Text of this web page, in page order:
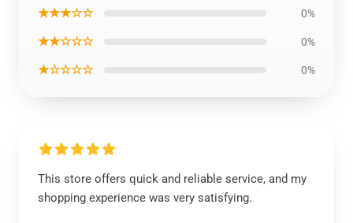
★★★☆☆ 0%
★★☆☆☆ 0%
★☆☆☆☆ 0%
This store offers quick and reliable service, and my
shopping experience was very satisfying.